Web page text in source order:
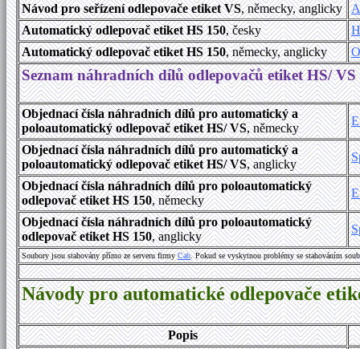
Návod pro seřízení odlepovače etiket VS, německy, anglicky
Automatický odlepovač etiket HS 150, česky
Automatický odlepovač etiket HS 150, německy, anglicky
Seznam náhradních dílů odlepovačů etiket HS/ VS
Objednací čísla náhradních dílů pro automatický a
poloautomatický odlepovač etiket HS/ VS, německy
Objednací čísla náhradních dílů pro automatický a
poloautomatický odlepovač etiket HS/ VS, anglicky
Objednací čísla náhradních dílů pro poloautomatický
odlepovač etiket HS 150, německy
Objednací čísla náhradních dílů pro poloautomatický
odlepovač etiket HS 150, anglicky
Soubory jsou stahovány přímo ze serveru firmyCab. Pokud se vyskytnou problémy se stahováním
Návody pro automatické odlepovače
Popis